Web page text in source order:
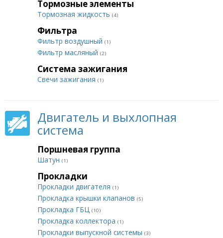
Тормозные элементы
Тормозная жидкость (4)
Фильтра
Фильтр воздушный (1)
Фильтр масляный (2)
Система зажигания
Свечи зажигания (1)
Двигатель и выхлопная
система
Поршневая группа
Шатун (1)
Прокладки
Прокладки двигателя (1)
Прокладка крышки клапанов (5)
Прокладка ГБЦ (10)
Прокладка коллектора (1)
Прокладки выпускной системы (3)